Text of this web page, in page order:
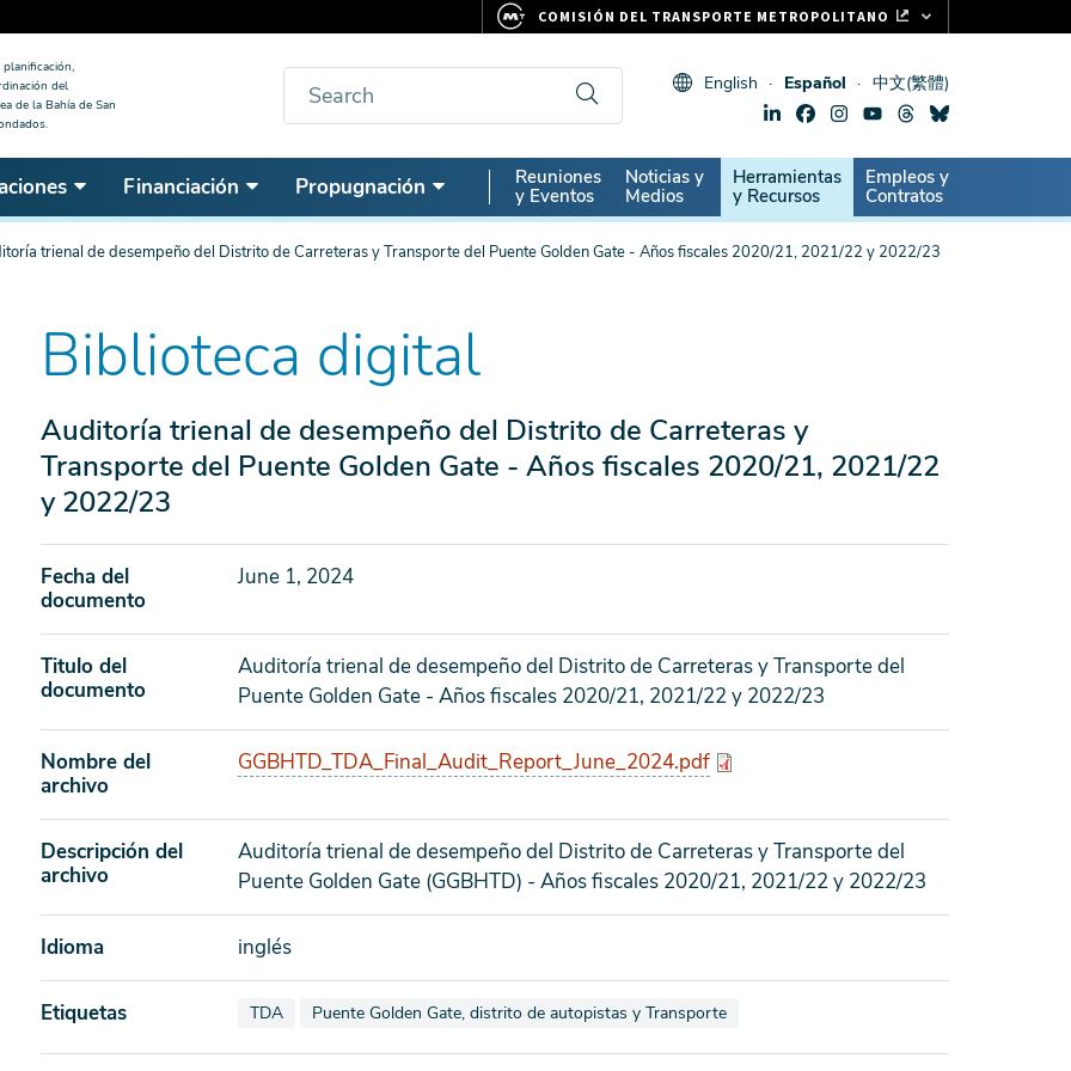
planificación,
del
de la Bahía de San
Buscar English Español 中文(繁體)
Financiación Propugnación
Secondary
Nav
Reuniones
y Eventos
Noticias y
Medios
Herramientas
y Recursos
Empleos y
Contratos
trienal de desempeño del Distrito de Carreteras y Transporte del Puente Golden Gate - Años fiscales 2020/21, 2021/22 y 2022/23
Biblioteca digital
Auditoría trienal de desempeño del Distrito de Carreteras y
Transporte del Puente Golden Gate - Años fiscales 2020/21, 2021/22
y 2022/23
Fecha del
documento
June 1, 2024
Titulo del
documento
Auditoría trienal de desempeño del Distrito de Carreteras y Transporte del
Puente Golden Gate - Años fiscales 2020/21, 2021/22 y 2022/23
Nombre del
archivo
GGBHTD_TDA_Final_Audit_Report_June_2024.pdf
Descripción del
archivo
Auditoría trienal de desempeño del Distrito de Carreteras y Transporte del
Puente Golden Gate (GGBHTD) - Años fiscales 2020/21, 2021/22 y 2022/23
Idioma inglés
Etiquetas Ver documentos también etiquetados como
TDA Ver documentos también etiquetados como
Puente Golden Gate, distrito de autopistas y Transporte
COMISIÓN DEL TRANSPORTE METROPOLITANO
CLIPPER CARD
511.ORG